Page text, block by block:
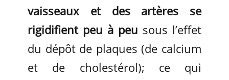
vaisseaux et des artères se
rigidifient peu à peu sous l’effet
du dépôt de plaques (de calcium
et de cholestérol); ce qui